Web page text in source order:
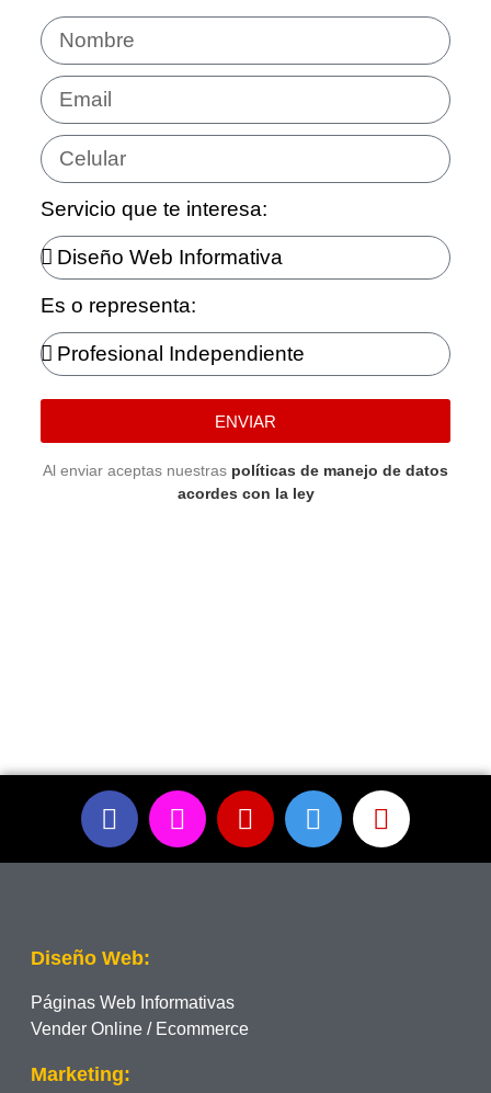
Servicio que te interesa:
Es o representa:
ENVIAR
Al enviar aceptas nuestras políticas de manejo de datos
acordes con la ley
Diseño Web:
Páginas Web Informativas
Vender Online / Ecommerce
Marketing: